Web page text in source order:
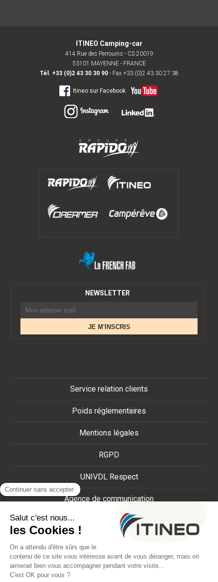
ITINEO Camping-car
414 Rue des Perrouins - CS 20019
53101 MAYENNE - FRANCE
Tél. +33 (0)2 43 30 30 90- Fax +33 (0)2 43 30 27 38
Itineo sur Facebook
NEWSLETTER
Service relation clients
Poids réglementaires
Mentions légales
RGPD
UNIVDL Respect
Agence de communication
Crédits
Plan du site